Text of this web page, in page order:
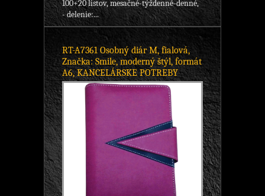
100+20 listov, mesačné-týždenné-denné,
- delenie:...
RT-A7361 Osobný diár M, fialová,
Značka: Smile, moderný štýl, formát
A6, KANCELÁRSKE POTREBY